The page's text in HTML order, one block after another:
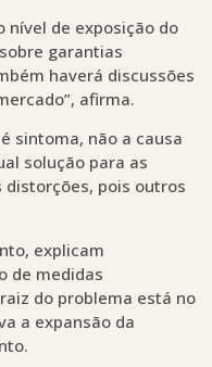
nível de exposição do
garantias
haverá discussões
afirma.
sintoma, não a causa
solução para as
pois outros
explicam
de medidas
do problema está no
a expansão da